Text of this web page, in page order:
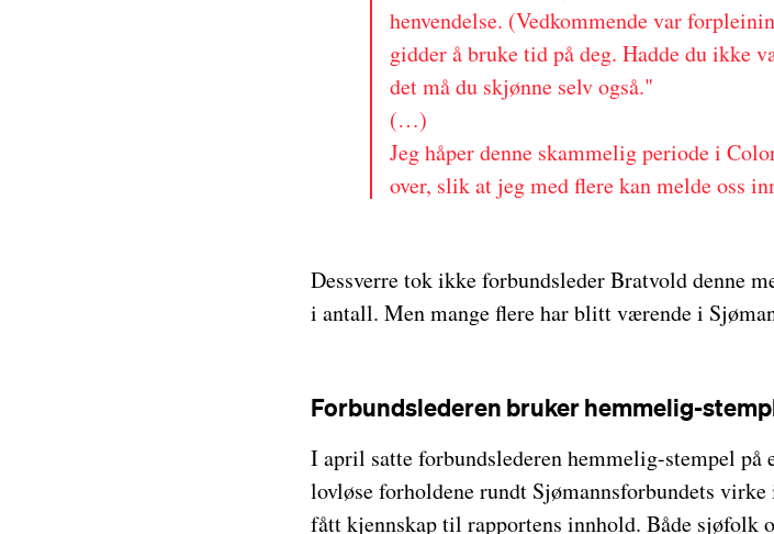
henvendelse. (Vedkommende var
gidder å bruke tid på deg. Hadde du ikke
det må du skjønne selv også."
(…)
Jeg håper denne skammelig periode i
over, slik at jeg med flere kan melde oss
Dessverre tok ikke forbundsleder Bratvold denne
i antall. Men mange flere har blitt værende i
Forbundslederen bruker hemmelig-
I april satte forbundslederen hemmelig-stempel
lovløse forholdene rundt Sjømannsforbundets
fått kjennskap til rapportens innhold. Både sjøfolk